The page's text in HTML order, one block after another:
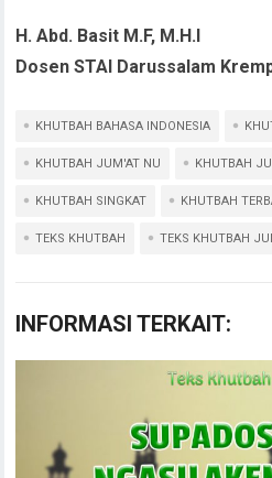
H. Abd. Basit M.F, M.H.I
Dosen STAI Darussalam
KHUTBAH BAHASA INDONESIA
KHUTBAH JUM'AT NU KHUTBAH
KHUTBAH SINGKAT KHUTBAH
TEKS KHUTBAH TEKS KHUTBAH
INFORMASI TERKAIT: